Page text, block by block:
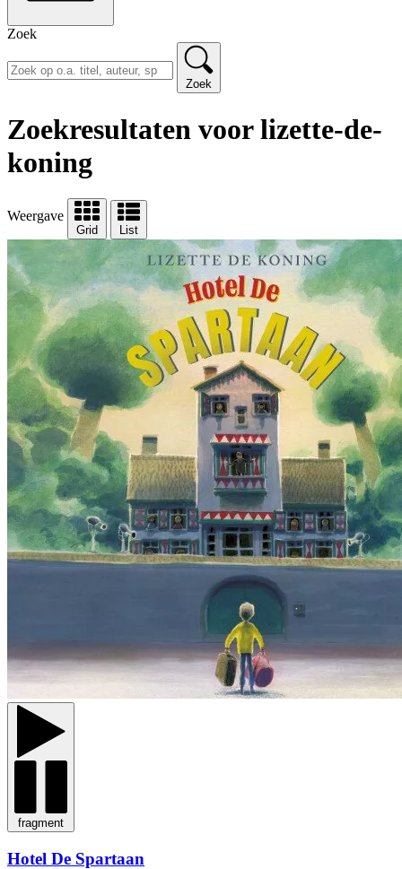
Zoek
Zoek
Zoekresultaten voor lizette-de-
koning
Weergave
Grid List
fragment
Hotel De Spartaan